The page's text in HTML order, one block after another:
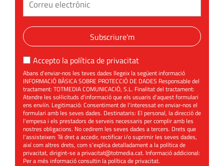
Subscriure'm
Accepto la política de privacitat
Abans d'enviar-nos les teves dades llegeix la següent informació
INFORMACIÓ BÀSICA SOBRE PROTECCIÓ DE DADES Responsable del
tractament: TOTMEDIA COMUNICACIÓ, S.L. Finalitat del tractament:
Atendre les sol·licituds d'informació que els usuaris d'aquest formulari
ens enviïn. Legitimació: Consentiment de l'interessat en enviar-nos el
formulari amb les seves dades. Destinataris: El personal, la direcció de
l'empesa i els prestadors de serveis necessaris per complir amb les
nostres obligacions. No cedirem les seves dades a tercers. Drets que
l'assisteixen: Té dret a accedir, rectificar i/o suprimir les seves dades,
així com altres drets, com s'explica detalladament a la política de
privacitat, dirigint-se aprivacitat@totmedia.cat. Informació addicional:
Per a més informació consultin lapolítica de privacitat.